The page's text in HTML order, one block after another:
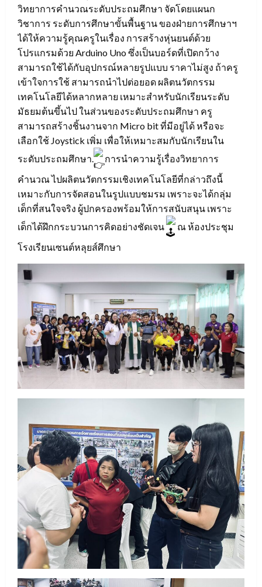
วิทยาการคำนวณระดับประถมศึกษา จัดโดยแผนก
วิชาการ ระดับการศึกษาขั้นพื้นฐาน ของฝ่ายการศึกษาฯ
ได้ให้ความรู้คุณครูในเรื่อง การสร้างหุ่นยนต์ด้วย
โปรแกรมด้วย Arduino Uno ซึ่งเป็นบอร์ดที่เปิดกว้าง
สามารถใช้ได้กับอุปกรณ์หลายรูปแบบ ราคาไม่สูง ถ้าครู
เข้าใจการใช้ สามารถนำไปต่อยอด ผลิตนวัตกรรม
เทคโนโลยีได้หลากหลาย เหมาะสำหรับนักเรียนระดับ
มัธยมต้นขึ้นไป ในส่วนของระดับประถมศึกษา ครู
สามารถสร้างชิ้นงานจาก Micro bit ที่มีอยู่ได้ หรือจะ
เลือกใช้ Joystick เพิ่ม เพื่อให้เหมาะสมกับนักเรียนใน
ระดับประถมศึกษา.
การนำความรู้เรื่องวิทยาการ
คำนวณ ไปผลิตนวัตกรรมเชิงเทคโนโลยีที่กล่าวถึงนี้
เหมาะกับการจัดสอนในรูปแบบชมรม เพราะจะได้กลุ่ม
เด็กที่สนใจจริง ผู้ปกครองพร้อมให้การสนับสนุน เพราะ
เด็กได้ฝึกกระบวนการคิดอย่างชัดเจน
ณ ห้องประชุม
โรงเรียนเซนต์หลุยส์ศึกษา